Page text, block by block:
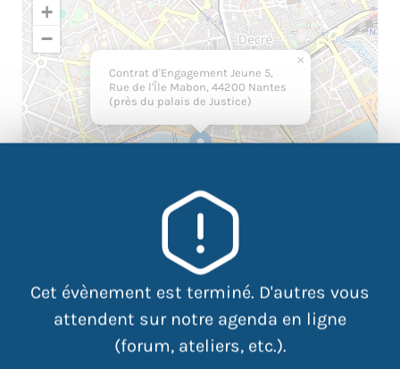
Cet évènement est terminé. D'autres vous
attendent sur notre agenda en ligne
(forum, ateliers, etc.).
Contrat d'Engagement Jeune 5,
Rue de l'Île Mabon, 44200 Nantes
(près du palais de Justice)
×
+
−
Leaflet OpenStreetMap